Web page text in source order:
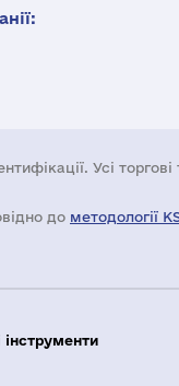
Усі
до методології
інструменти